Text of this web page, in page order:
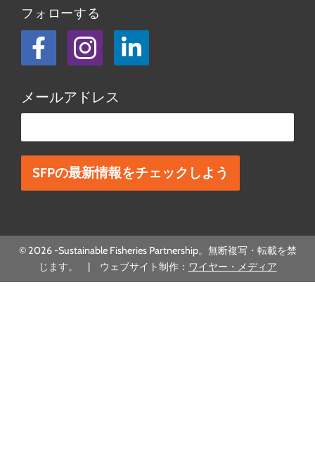
フォローする
フェイスブック
Instagram
LinkedIn
メールアドレス
© 2026 -Sustainable Fisheries Partnership。無断複写・転載を禁
じます。 | ウェブサイト制作： ワイヤー・メディア